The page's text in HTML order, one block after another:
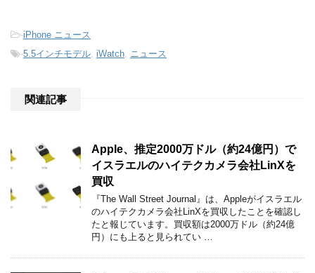
-iPhone ニュース
-5.5インチモデル iWatch ニュース
関連記事
Apple、推定2000万ドル（約24億円）で
イスラエルのハイテクカメラ会社LinXを
買収
『The Wall Street Journal』は、Appleがイスラエル
のハイテクカメラ会社LinXを買収したことを確認し
たと報じています。買収額は2000万ドル（約24億
円）にも上ると見られてい …